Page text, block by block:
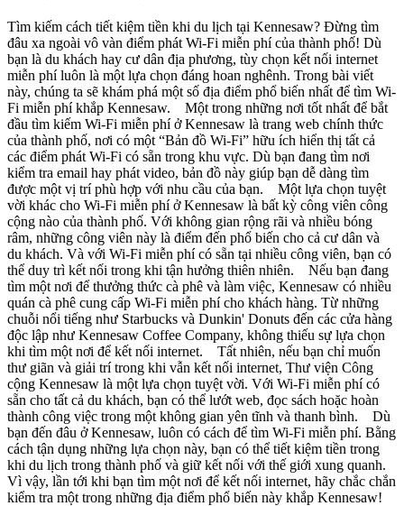
Tìm kiếm cách tiết kiệm tiền khi du lịch tại Kennesaw? Đừng tìm
đâu xa ngoài vô vàn điểm phát Wi-Fi miễn phí của thành phố! Dù
bạn là du khách hay cư dân địa phương, tùy chọn kết nối internet
miễn phí luôn là một lựa chọn đáng hoan nghênh. Trong bài viết
này, chúng ta sẽ khám phá một số địa điểm phổ biến nhất để tìm Wi-
Fi miễn phí khắp Kennesaw. Một trong những nơi tốt nhất để bắt
đầu tìm kiếm Wi-Fi miễn phí ở Kennesaw là trang web chính thức
của thành phố, nơi có một “Bản đồ Wi-Fi” hữu ích hiển thị tất cả
các điểm phát Wi-Fi có sẵn trong khu vực. Dù bạn đang tìm nơi
kiểm tra email hay phát video, bản đồ này giúp bạn dễ dàng tìm
được một vị trí phù hợp với nhu cầu của bạn. Một lựa chọn tuyệt
vời khác cho Wi-Fi miễn phí ở Kennesaw là bất kỳ công viên công
cộng nào của thành phố. Với không gian rộng rãi và nhiều bóng
râm, những công viên này là điểm đến phổ biến cho cả cư dân và
du khách. Và với Wi-Fi miễn phí có sẵn tại nhiều công viên, bạn có
thể duy trì kết nối trong khi tận hưởng thiên nhiên. Nếu bạn đang
tìm một nơi để thưởng thức cà phê và làm việc, Kennesaw có nhiều
quán cà phê cung cấp Wi-Fi miễn phí cho khách hàng. Từ những
chuỗi nổi tiếng như Starbucks và Dunkin' Donuts đến các cửa hàng
độc lập như Kennesaw Coffee Company, không thiếu sự lựa chọn
khi tìm một nơi để kết nối internet. Tất nhiên, nếu bạn chỉ muốn
thư giãn và giải trí trong khi vẫn kết nối internet, Thư viện Công
cộng Kennesaw là một lựa chọn tuyệt vời. Với Wi-Fi miễn phí có
sẵn cho tất cả du khách, bạn có thể lướt web, đọc sách hoặc hoàn
thành công việc trong một không gian yên tĩnh và thanh bình. Dù
bạn đến đâu ở Kennesaw, luôn có cách để tìm Wi-Fi miễn phí. Bằng
cách tận dụng những lựa chọn này, bạn có thể tiết kiệm tiền trong
khi du lịch trong thành phố và giữ kết nối với thế giới xung quanh.
Vì vậy, lần tới khi bạn tìm một nơi để kết nối internet, hãy chắc chắn
kiểm tra một trong những địa điểm phổ biến này khắp Kennesaw!